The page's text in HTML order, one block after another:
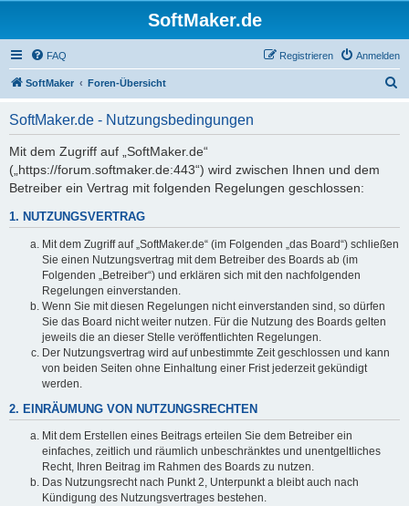
SoftMaker.de
FAQ Anmelden
Registrieren
SoftMaker Foren-Übersicht
SoftMaker.de - Nutzungsbedingungen
Mit dem Zugriff auf „SoftMaker.de“
(„https://forum.softmaker.de:443“) wird zwischen Ihnen und dem
Betreiber ein Vertrag mit folgenden Regelungen geschlossen:
1. NUTZUNGSVERTRAG
Mit dem Zugriff auf „SoftMaker.de“ (im Folgenden „das Board“) schließen
Sie einen Nutzungsvertrag mit dem Betreiber des Boards ab (im
Folgenden „Betreiber“) und erklären sich mit den nachfolgenden
Regelungen einverstanden.
Wenn Sie mit diesen Regelungen nicht einverstanden sind, so dürfen
Sie das Board nicht weiter nutzen. Für die Nutzung des Boards gelten
jeweils die an dieser Stelle veröffentlichten Regelungen.
Der Nutzungsvertrag wird auf unbestimmte Zeit geschlossen und kann
von beiden Seiten ohne Einhaltung einer Frist jederzeit gekündigt
werden.
2. EINRÄUMUNG VON NUTZUNGSRECHTEN
Mit dem Erstellen eines Beitrags erteilen Sie dem Betreiber ein
einfaches, zeitlich und räumlich unbeschränktes und unentgeltliches
Recht, Ihren Beitrag im Rahmen des Boards zu nutzen.
Das Nutzungsrecht nach Punkt 2, Unterpunkt a bleibt auch nach
Kündigung des Nutzungsvertrages bestehen.